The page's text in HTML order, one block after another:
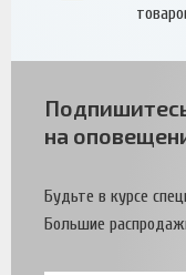
на
Будьте в курсе
Большие